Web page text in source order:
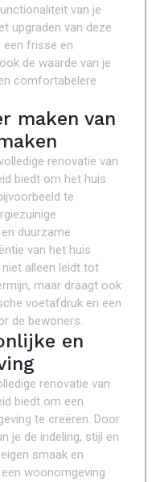
van je
upgraden van deze
een frisse en
de waarde van je
comfortabelere
maken van
renovatie van
biedt om het huis
te
duurzame
van het huis
alleen leidt tot
maar draagt ook
voetafdruk en een
de bewoners.
en
renovatie van
biedt om een
te creëren. Door
je de indeling, stijl en
smaak en
woonomgeving